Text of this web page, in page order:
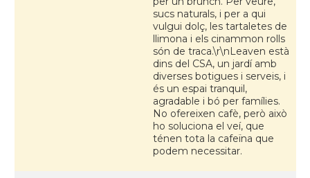
sucs naturals, i per a qui
vulgui dolç, les tartaletes de
llimona i els cinammon rolls
són de traca.\r\nLeaven està
dins del CSA, un jardí amb
diverses botigues i serveis, i
és un espai tranquil,
agradable i bó per famílies.
No ofereixen cafè, però això
ho soluciona el veí, que
ténen tota la cafeïna que
podem necessitar.